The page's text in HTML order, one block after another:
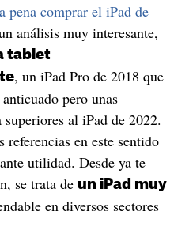
pena comprar el iPad de
análisis muy interesante,
tablet
, un iPad Pro de 2018 que
pero unas
al iPad de 2022.
en este sentido
utilidad. Desde ya te
se trata de un iPad muy
en diversos sectores